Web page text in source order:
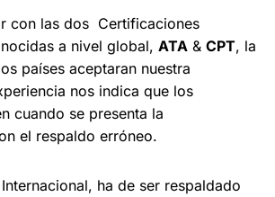
con las dos Certificaciones
a nivel global, ATA & CPT, la
países aceptaran nuestra
nos indica que los
cuando se presenta la
el respaldo erróneo.
ha de ser respaldado